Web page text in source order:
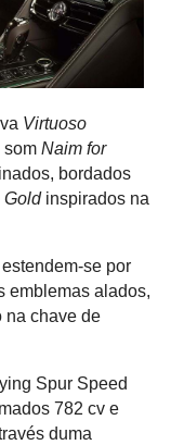
Virtuoso
som Naim for
bordados
Goldinspirados na
se por
emblemas alados,
na chave de
Spur Speed
782 cv e
duma